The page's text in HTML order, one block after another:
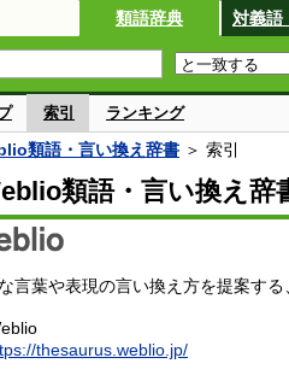
類語辞典 対義語
索引 ランキング
類語・言い換え辞書 ＞ 索引
類語・言い換え辞
言葉や表現の言い換え方を提案す
thesaurus.weblio.jp/